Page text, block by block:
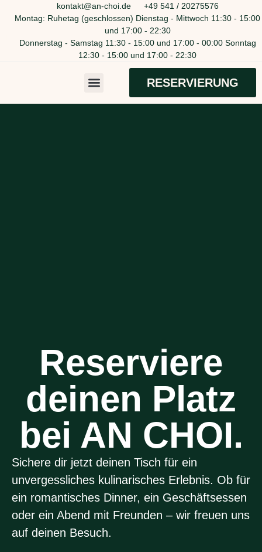
kontakt@an-choi.de
+49 541 / 20275576
Montag: Ruhetag (geschlossen) Dienstag - Mittwoch 11:30 - 15:00
und 17:00 - 22:30
Donnerstag - Samstag 11:30 - 15:00 und 17:00 - 00:00 Sonntag
12:30 - 15:00 und 17:00 - 22:30
RESERVIERUNG
Reserviere
deinen Platz
bei AN CHOI.
Sichere dir jetzt deinen Tisch für ein
unvergessliches kulinarisches Erlebnis. Ob für
ein romantisches Dinner, ein Geschäftsessen
oder ein Abend mit Freunden – wir freuen uns
auf deinen Besuch.